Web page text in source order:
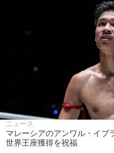
ニュース
マレーシアのアンワル・イブ
世界王座獲得を祝福